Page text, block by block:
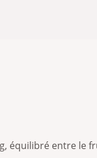
équilibré entre le